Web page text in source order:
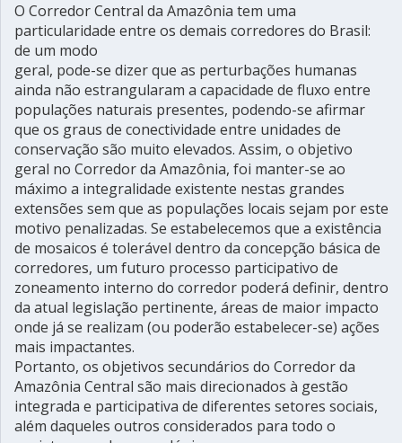
O Corredor Central da Amazônia tem uma
particularidade entre os demais corredores do Brasil:
de um modo
geral, pode-se dizer que as perturbações humanas
ainda não estrangularam a capacidade de fluxo entre
populações naturais presentes, podendo-se afirmar
que os graus de conectividade entre unidades de
conservação são muito elevados. Assim, o objetivo
geral no Corredor da Amazônia, foi manter-se ao
máximo a integralidade existente nestas grandes
extensões sem que as populações locais sejam por este
motivo penalizadas. Se estabelecemos que a existência
de mosaicos é tolerável dentro da concepção básica de
corredores, um futuro processo participativo de
zoneamento interno do corredor poderá definir, dentro
da atual legislação pertinente, áreas de maior impacto
onde já se realizam (ou poderão estabelecer-se) ações
mais impactantes.
Portanto, os objetivos secundários do Corredor da
Amazônia Central são mais direcionados à gestão
integrada e participativa de diferentes setores sociais,
além daqueles outros considerados para todo o